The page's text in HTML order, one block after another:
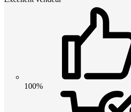
100%